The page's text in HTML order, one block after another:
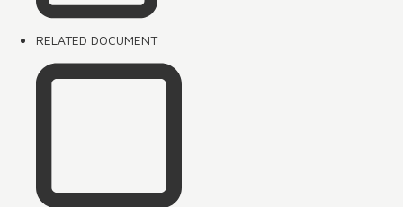
RELATED DOCUMENT